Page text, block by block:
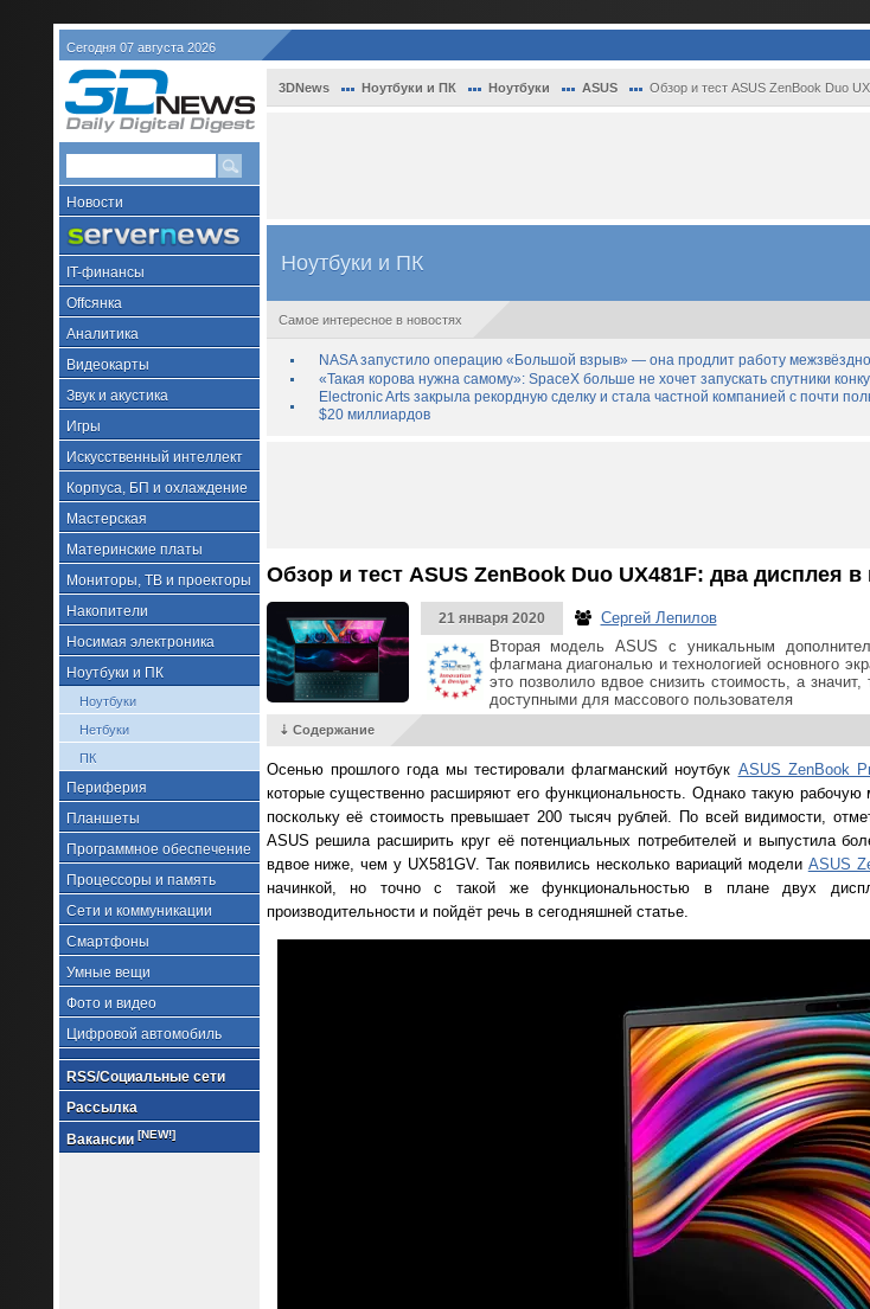
Сегодня 07 августа 2026
Новости
IT-финансы
Offсянка
Аналитика
Видеокарты
Звук и акустика
Игры
Искусственный интеллект
Корпуса, БП и охлаждение
Мастерская
Материнские платы
Мониторы, ТВ и проекторы
Накопители
Носимая электроника
Ноутбуки и ПК
Ноутбуки
Нетбуки
ПК
Периферия
Планшеты
Программное обеспечение
Процессоры и память
Сети и коммуникации
Смартфоны
Умные вещи
Фото и видео
Цифровой автомобиль
RSS/Социальные сети
Рассылка
Вакансии [NEW!]
3DNews Ноутбуки и ПК Ноутбуки ASUS Обзор и тест ASUS ZenBook Duo
Ноутбуки и ПК
Самое интересное в новостях
NASA запустило операцию «Большой взрыв» — она продлит работу
«Такая корова нужна самому»: SpaceX больше не хочет запускать спутники
Electronic Arts закрыла рекордную сделку и стала частной компанией с почти
$20 миллиардов
Обзор и тест ASUS ZenBook Duo UX481F: два дисплея
21 января 2020
Сергей Лепилов
Вторая модель ASUS с уникальным
флагмана диагональю и технологией основного
это позволило вдвое снизить стоимость, а
доступными для массового пользователя
⇣ Содержание
Осенью прошлого года мы тестировали флагманский ноутбук ASUS ZenBook
которые существенно расширяют его функциональность. Однако такую
поскольку её стоимость превышает 200 тысяч рублей. По всей видимости,
ASUS решила расширить круг её потенциальных потребителей и выпустила
вдвое ниже, чем у UX581GV. Так появились несколько вариаций модели ASUS
начинкой, но точно с такой же функциональностью в плане двух
производительности и пойдёт речь в сегодняшней статье.